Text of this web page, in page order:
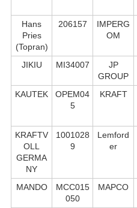
Hans
Pries
(Topran)
206157
IMPERG
OM
JIKIU MI34007
JP
GROUP
KAUTEK
OPEM04
5
KRAFT
KRAFTV
OLL
GERMA
NY
1001028
9
Lemford
er
MANDO
MCC015
050
MAPCO